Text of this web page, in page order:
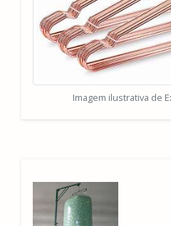
Imagem ilustrativa de